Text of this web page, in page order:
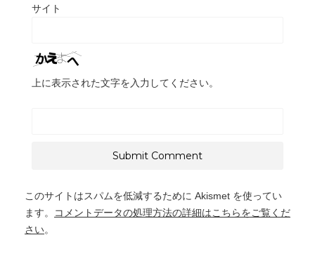
サイト
上に表示された文字を入力してください。
このサイトはスパムを低減するために Akismet を使ってい
ます。
コメントデータの処理方法の詳細はこちらをご覧くだ
さい。